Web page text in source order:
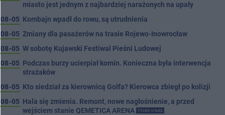
miasto jest jednym z najbardziej narażonych na upały
08-05 Kombajn wpadł do rowu, są utrudnienia
08-05 Zmiany dla pasażerów na trasie Rojewo-Inowrocław
08-05 W sobotę Kujawski Festiwal Pieśni Ludowej
08-05 Podczas burzy ucierpiał komin. Konieczna była interwencja
strażaków
08-05 Kto siedział za kierownicą Golfa? Kierowca zbiegł po kolizji
08-05 Hala się zmienia. Remont, nowe nagłośnienie, a przed
wejściem stanie QEMETICA ARENA
TYLKO U NAS